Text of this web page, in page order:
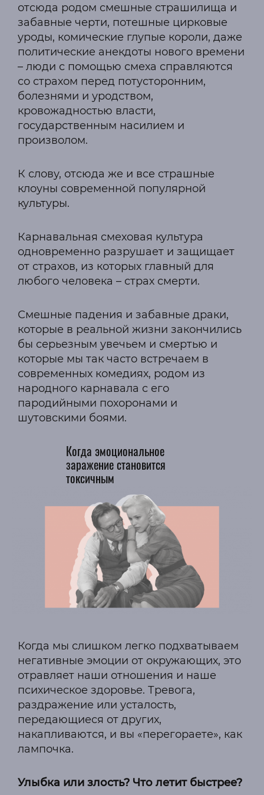
отсюда родом смешные страшилища и
забавные черти, потешные цирковые
уроды, комические глупые короли, даже
политические анекдоты нового времени
– люди с помощью смеха справляются
со страхом перед потусторонним,
болезнями и уродством,
кровожадностью власти,
государственным насилием и
произволом.
К слову, отсюда же и все страшные
клоуны современной популярной
культуры.
Карнавальная смеховая культура
одновременно разрушает и защищает
от страхов, из которых главный для
любого человека – страх смерти.
Смешные падения и забавные драки,
которые в реальной жизни закончились
бы серьезным увечьем и смертью и
которые мы так часто встречаем в
современных комедиях, родом из
народного карнавала с его
пародийными похоронами и
шутовскими боями.
Когда эмоциональное
заражение становится
токсичным
Когда мы слишком легко подхватываем
негативные эмоции от окружающих, это
отравляет наши отношения и наше
психическое здоровье. Тревога,
раздражение или усталость,
передающиеся от других,
накапливаются, и вы «перегораете», как
лампочка.
Улыбка или злость? Что летит быстрее?